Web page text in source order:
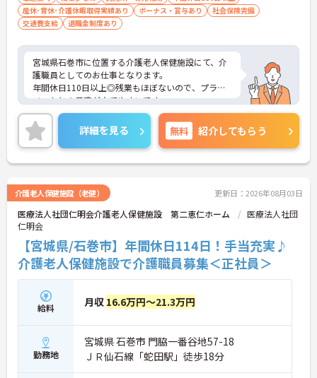
産休･育休･介護休暇取得実績あり
ボーナス・賞与あり
社会保険完備
交通費支給
退職金制度あり
宮城県石巻市に位置する介護老人保健施設にて、介
護職員としてのお仕事となります。
年間休日110日以上◎残業もほぼないので、プライ
ベートとの予定が立てやすいです。
また、賞与4.70ヶ月分支給実績もあり、頑張りがし
っかりと反映されるのもおすすめしたいポイントの
ひとつです。
ご興味のある方は、お気軽にお問い合わせくださ
い。
詳細を見る 無料 紹介してもらう
介護老人保健施設（老健） 更新日：2026年08月03日
医療法人社団仁明会介護老人保健施設 第二恵仁ホーム
医療法人社団
仁明会
【宮城県/石巻市】年間休日114日！手当充実♪
介護老人保健施設で介護職員募集＜正社員＞
給料 月収 16.6万円～21.3万円
勤務地
宮城県 石巻市 門脇一番谷地57-18
ＪＲ仙石線「蛇田駅」徒歩18分